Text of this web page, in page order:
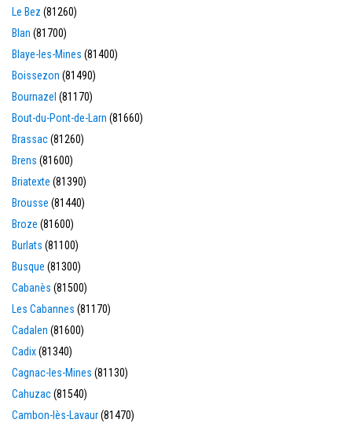
Le Bez (81260)
Blan (81700)
Blaye-les-Mines (81400)
Boissezon (81490)
Bournazel (81170)
Bout-du-Pont-de-Larn (81660)
Brassac(81260)
Brens (81600)
Briatexte (81390)
Brousse (81440)
Broze (81600)
Burlats (81100)
Busque (81300)
Cabanès (81500)
Les Cabannes (81170)
Cadalen (81600)
Cadix(81340)
Cagnac-les-Mines (81130)
Cahuzac(81540)
Cambon-lès-Lavaur(81470)